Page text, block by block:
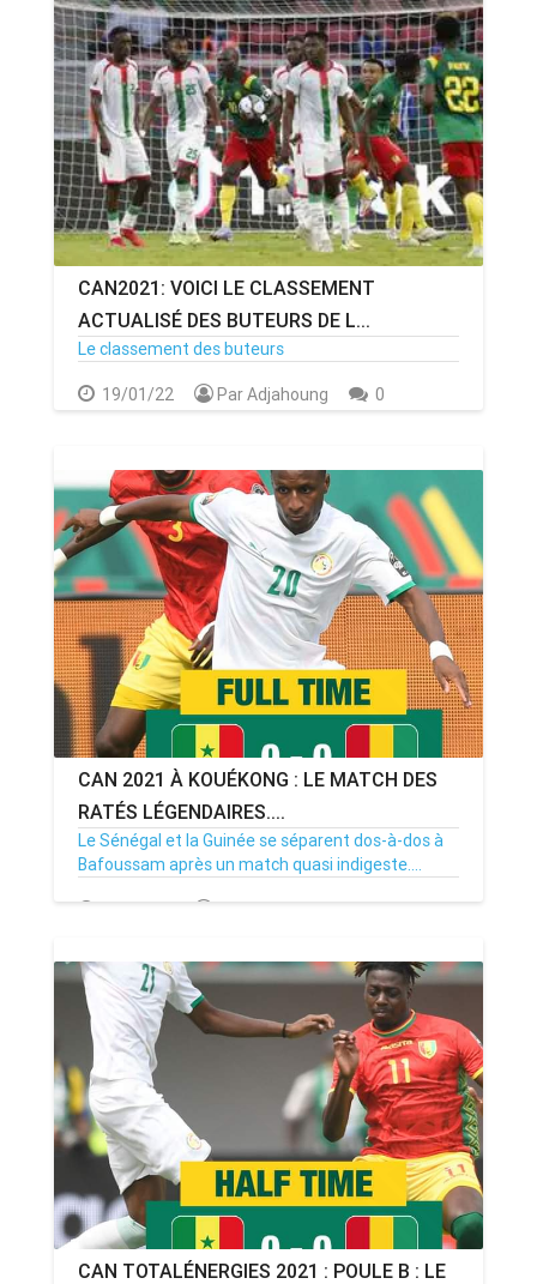
CAN2021: VOICI LE CLASSEMENT
ACTUALISÉ DES BUTEURS DE L...
Le classement des buteurs
19/01/22 Par Adjahoung 0
CAN 2021 À KOUÉKONG : LE MATCH DES
RATÉS LÉGENDAIRES....
Le Sénégal et la Guinée se séparent dos-à-dos à
Bafoussam après un match quasi indigeste....
14/01/22 Par MenouActu 1
CAN TOTALÉNERGIES 2021 : POULE B : LE